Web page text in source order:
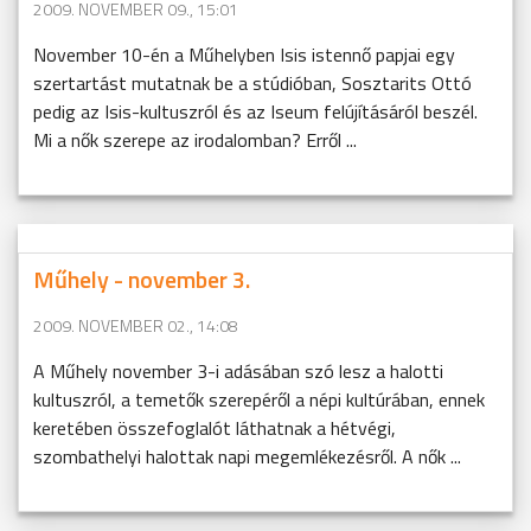
2009. NOVEMBER 09., 15:01
November 10-én a Műhelyben Isis istennő papjai egy
szertartást mutatnak be a stúdióban, Sosztarits Ottó
pedig az Isis-kultuszról és az Iseum felújításáról beszél.
Mi a nők szerepe az irodalomban? Erről ...
Műhely - november 3.
2009. NOVEMBER 02., 14:08
A Műhely november 3-i adásában szó lesz a halotti
kultuszról, a temetők szerepéről a népi kultúrában, ennek
keretében összefoglalót láthatnak a hétvégi,
szombathelyi halottak napi megemlékezésről. A nők ...